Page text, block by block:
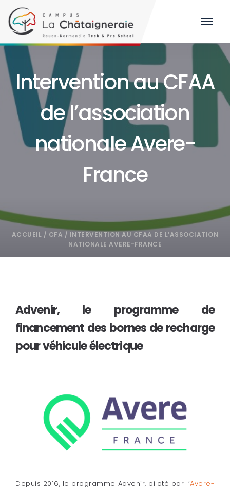
ACCUEIL / CFA / INTERVENTION AU CFAA DE L’ASSOCIATION
NATIONALE AVERE-FRANCE
Intervention au CFAA
de l’association
nationale Avere-
France
Advenir, le programme de
financement des bornes de recharge
pour véhicule électrique
Depuis 2016, le programme Advenir, piloté par l’Avere-